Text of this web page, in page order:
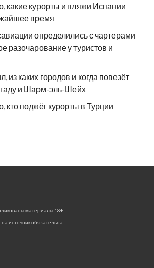
какие курорты и пляжи Испании
время
определились с чартерами
разочарование у туристов и
из каких городов и когда повезёт
и Шарм-эль-Шейх
кто поджёг курорты в Турции
материалы 18+!
источник обязательна.